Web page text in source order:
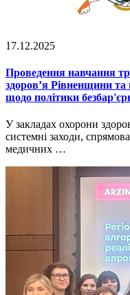
17.12.2025
Проведення навчання
здоров’я Рівненщини
щодо політики
У закладах охорони
системні заходи,
медичних …